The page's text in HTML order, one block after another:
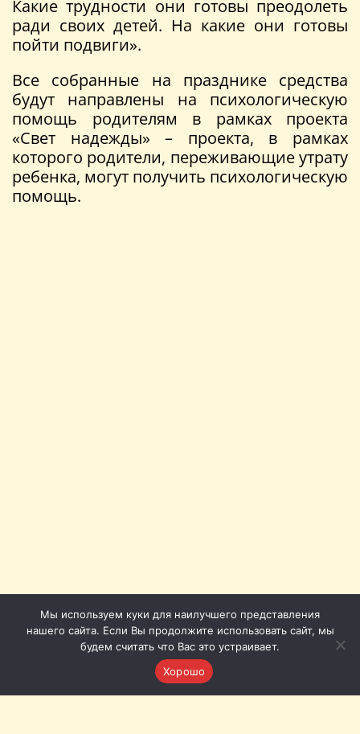
Какие трудности они готовы преодолеть
ради своих детей. На какие они готовы
пойти подвиги».
Все собранные на празднике средства
будут направлены на психологическую
помощь родителям в рамках проекта
«Свет надежды» – проекта, в рамках
которого родители, переживающие утрату
ребенка, могут получить психологическую
помощь.
Мы используем куки для наилучшего представления
нашего сайта. Если Вы продолжите использовать сайт, мы
будем считать что Вас это устраивает.
Хорошо